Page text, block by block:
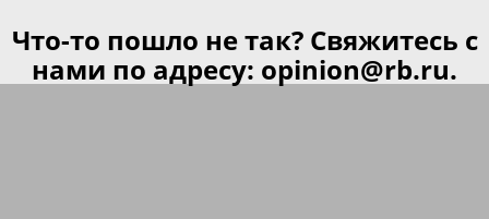
Что-то пошло не так? Свяжитесь с
нами по адресу: opinion@rb.ru.